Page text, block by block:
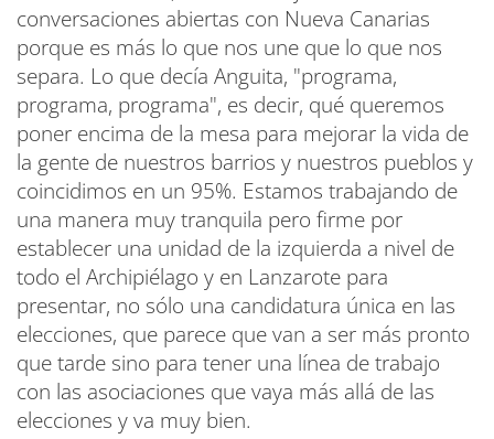
conversaciones abiertas con Nueva Canarias
porque es más lo que nos une que lo que nos
separa. Lo que decía Anguita, "programa,
programa, programa", es decir, qué queremos
poner encima de la mesa para mejorar la vida de
la gente de nuestros barrios y nuestros pueblos y
coincidimos en un 95%. Estamos trabajando de
una manera muy tranquila pero firme por
establecer una unidad de la izquierda a nivel de
todo el Archipiélago y en Lanzarote para
presentar, no sólo una candidatura única en las
elecciones, que parece que van a ser más pronto
que tarde sino para tener una línea de trabajo
con las asociaciones que vaya más allá de las
elecciones y va muy bien.